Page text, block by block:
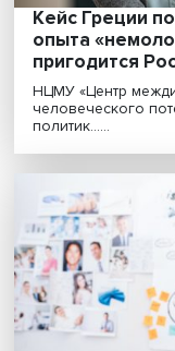
года,
источни......